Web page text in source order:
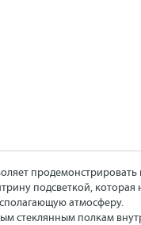
подсветкой, которая
атмосферу.
стеклянным полкам